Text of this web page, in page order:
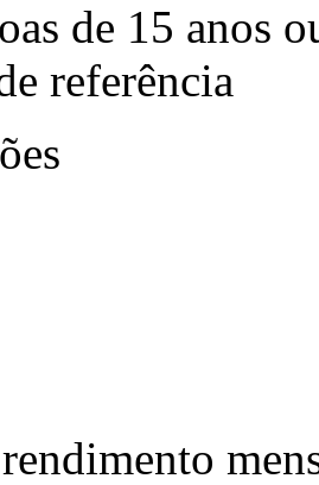
de 15 anos
referência